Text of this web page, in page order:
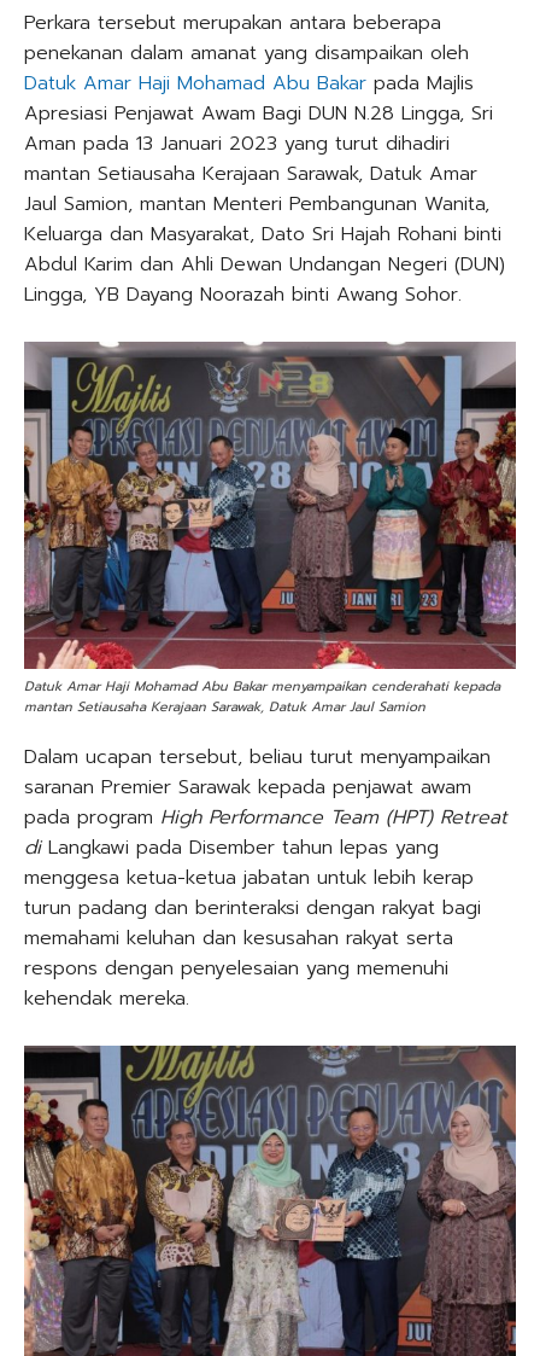
Perkara tersebut merupakan antara beberapa
penekanan dalam amanat yang disampaikan oleh
Datuk Amar Haji Mohamad Abu Bakar pada Majlis
Apresiasi Penjawat Awam Bagi DUN N.28 Lingga, Sri
Aman pada 13 Januari 2023 yang turut dihadiri
mantan Setiausaha Kerajaan Sarawak, Datuk Amar
Jaul Samion, mantan Menteri Pembangunan Wanita,
Keluarga dan Masyarakat, Dato Sri Hajah Rohani binti
Abdul Karim dan Ahli Dewan Undangan Negeri (DUN)
Lingga, YB Dayang Noorazah binti Awang Sohor.
Datuk Amar Haji Mohamad Abu Bakar menyampaikan cenderahati kepada
mantan Setiausaha Kerajaan Sarawak, Datuk Amar Jaul Samion
Dalam ucapan tersebut, beliau turut menyampaikan
saranan Premier Sarawak kepada penjawat awam
pada program High Performance Team (HPT) Retreat
diLangkawi pada Disember tahun lepas yang
menggesa ketua-ketua jabatan untuk lebih kerap
turun padang dan berinteraksi dengan rakyat bagi
memahami keluhan dan kesusahan rakyat serta
respons dengan penyelesaian yang memenuhi
kehendak mereka.